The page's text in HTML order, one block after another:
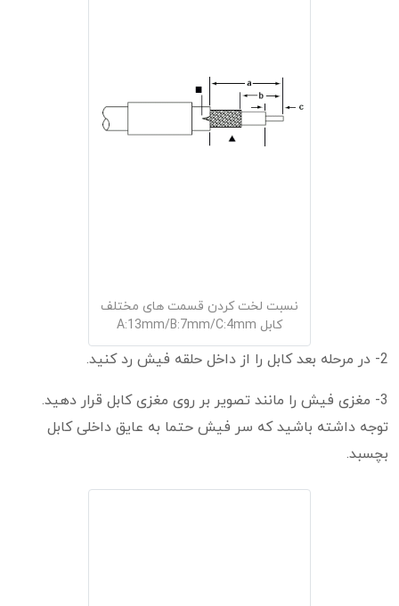
نسبت لخت کردن قسمت های مختلف
کابل A:13mm/B:7mm/C:4mm
2- در مرحله بعد کابل را از داخل حلقه فیش رد کنید.
3- مغزی فیش را مانند تصویر بر روی مغزی کابل قرار دهید.
توجه داشته باشید که سر فیش حتما به عایق داخلی کابل
بچسبد.